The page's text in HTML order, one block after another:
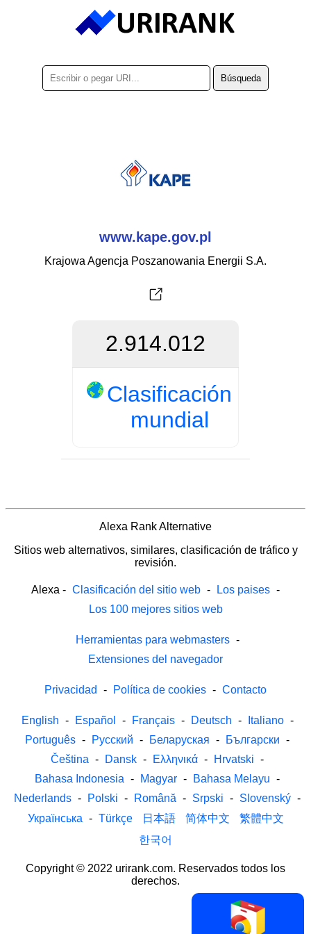
www.kape.gov.pl
Krajowa Agencja Poszanowania Energii S.A.
2.914.012
Clasificación
mundial
Alexa Rank Alternative
Sitios web alternativos, similares, clasificación de tráfico y
revisión.
Alexa - Clasificación del sitio web - Los paises -
Los 100 mejores sitios web
Herramientas para webmasters -
Extensiones del navegador
Privacidad - Política de cookies - Contacto
English - Español - Français - Deutsch - Italiano -
Português - Русский - Беларуская - Български -
Čeština - Dansk - Ελληνικά - Hrvatski -
Bahasa Indonesia - Magyar - Bahasa Melayu -
Nederlands - Polski - Română - Srpski - Slovenský -
Українська - Türkçe 日本語 简体中文
繁體中文
한국어
Copyright © 2022 urirank.com. Reservados todos los
derechos.